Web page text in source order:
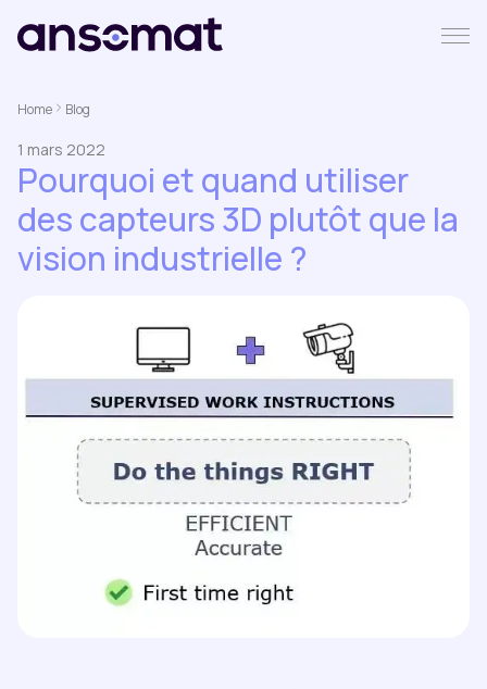
Home Blog
1 mars 2022
Pourquoi et quand utiliser
des capteurs 3D plutôt que la
vision industrielle ?